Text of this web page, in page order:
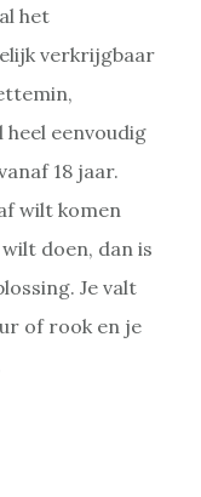
het
verkrijgbaar
heel eenvoudig
18 jaar.
wilt komen
doen, dan is
Je valt
of rook en je